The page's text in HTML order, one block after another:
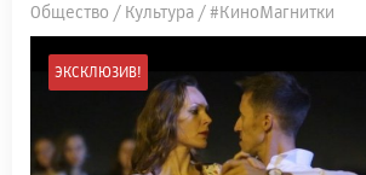
Общество / Культура / #КиноМагнитки
ЭКСКЛЮЗИВ!